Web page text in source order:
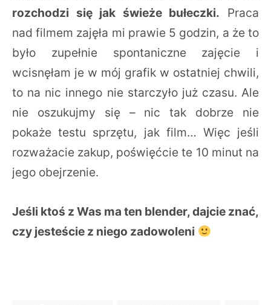
rozchodzi się jak świeże bułeczki. Praca
nad filmem zajęła mi prawie 5 godzin, a że to
było zupełnie spontaniczne zajęcie i
wcisnęłam je w mój grafik w ostatniej chwili,
to na nic innego nie starczyło już czasu. Ale
nie oszukujmy się – nic tak dobrze nie
pokaże testu sprzętu, jak film… Więc jeśli
rozważacie zakup, poświęćcie te 10 minut na
jego obejrzenie.
Jeśli ktoś z Was ma ten blender, dajcie znać,
czy jesteście z niego zadowoleni